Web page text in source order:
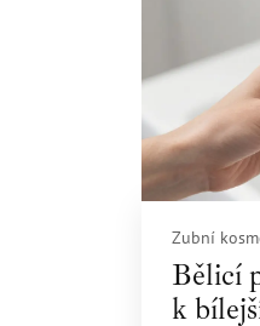
Zubní
Bělicí
k